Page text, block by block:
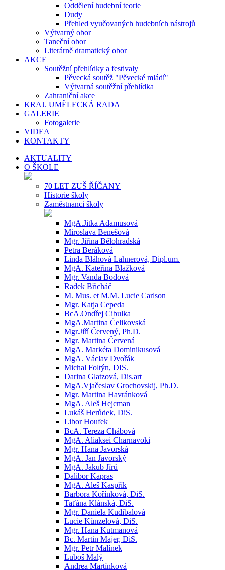
Oddělení hudební teorie
Dudy
Přehled vyučovaných hudebních nástrojů
Výtvarný obor
Taneční obor
Literárně dramatický obor
AKCE
Soutěžní přehlídky a festivaly
Pěvecká soutěž "Pěvecké mládí"
Výtvarná soutěžní přehlídka
Zahraniční akce
KRAJ. UMĚLECKÁ RADA
GALERIE
Fotogalerie
VIDEA
KONTAKTY
AKTUALITY
O ŠKOLE
70 LET ZUŠ ŘÍČANY
Historie školy
Zaměstnanci školy
MgA.Jitka Adamusová
Miroslava Benešová
Mgr. Jiřina Bělohradská
Petra Beráková
Linda Bláhová Lahnerová, Dipl.um.
MgA. Kateřina Blažková
Mgr. Vanda Bodová
Radek Břicháč
M. Mus. et M.M. Lucie Carlson
Mgr. Katja Cepeda
BcA.Ondřej Cibulka
MgA.Martina Čelikovská
Mgr.Jiří Červený, Ph.D.
Mgr. Martina Červená
MgA. Markéta Dominikusová
MgA. Václav Dvořák
Michal Foltýn, DIS.
Darina Glatzová, Dis.art
MgA.Vjačeslav Grochovskij, Ph.D.
Mgr. Martina Havránková
MgA. Aleš Hejcman
Lukáš Herůdek, DiS.
Libor Houfek
BcA. Tereza Chábová
MgA. Aliaksei Charnavoki
Mgr. Hana Javorská
MgA. Jan Javorský
MgA. Jakub Jírů
Dalibor Kapras
MgA. Aleš Kaspřík
Barbora Kořínková, DiS.
Taťána Klánská, DiS.
Mgr. Daniela Kudibalová
Lucie Künzelová, DiS.
Mgr. Hana Kutmanová
Bc. Martin Majer, DiS.
Mgr. Petr Malínek
Luboš Malý
Andrea Martínková